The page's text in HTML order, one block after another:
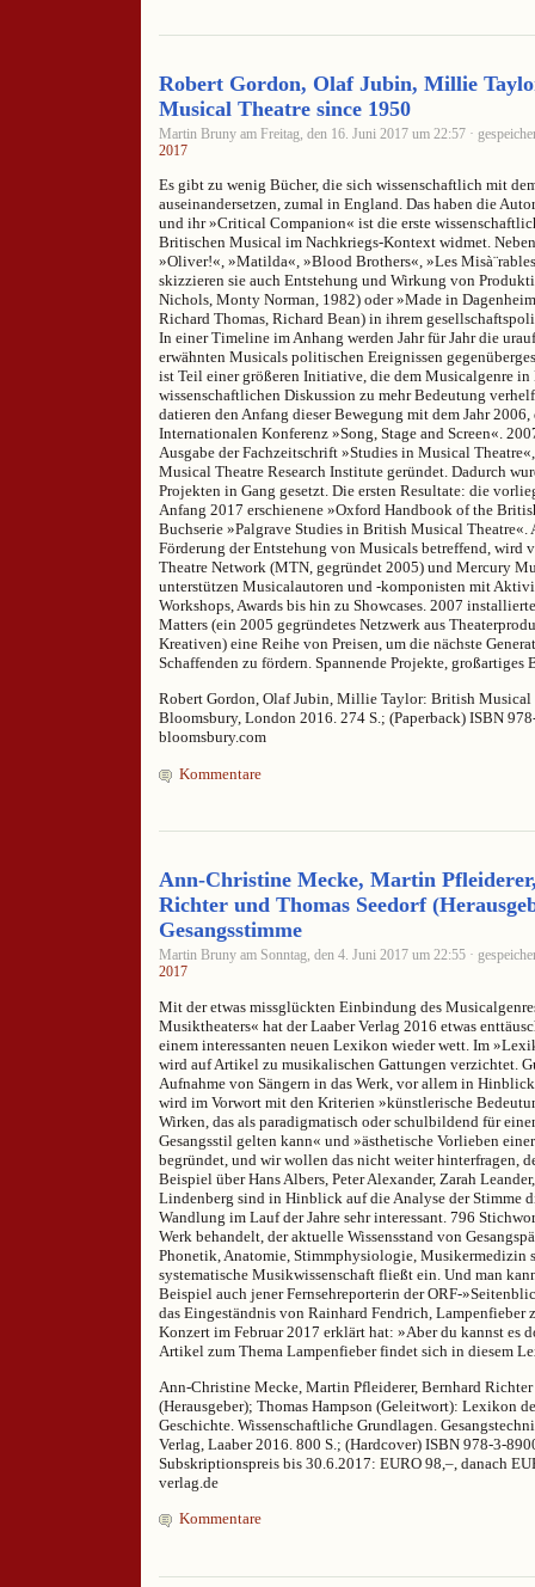
Robert Gordon, Olaf Jubin, Millie
Musical Theatre since 1950
Martin Bruny am Freitag, den 16. Juni 2017 um 22:57 ·
2017
Es gibt zu wenig Bücher, die sich wissenschaftlich mit
auseinandersetzen, zumal in England. Das haben die
und ihr »Critical Companion« ist die erste
Britischen Musical im Nachkriegs-Kontext widmet.
»Oliver!«, »Matilda«, »Blood Brothers«, »Les
skizzieren sie auch Entstehung und Wirkung von
Nichols, Monty Norman, 1982) oder »Made in
Richard Thomas, Richard Bean) in ihrem
In einer Timeline im Anhang werden Jahr für Jahr die
erwähnten Musicals politischen Ereignissen
ist Teil einer größeren Initiative, die dem Musicalgenre in
wissenschaftlichen Diskussion zu mehr Bedeutung
datieren den Anfang dieser Bewegung mit dem Jahr
Internationalen Konferenz »Song, Stage and Screen«.
Ausgabe der Fachzeitschrift »Studies in Musical
Musical Theatre Research Institute geründet. Dadurch
Projekten in Gang gesetzt. Die ersten Resultate: die
Anfang 2017 erschienene »Oxford Handbook of the
Buchserie »Palgrave Studies in British Musical
Förderung der Entstehung von Musicals betreffend, wird
Theatre Network (MTN, gegründet 2005) und Mercury
unterstützen Musicalautoren und -komponisten mit
Workshops, Awards bis hin zu Showcases. 2007
Matters (ein 2005 gegründetes Netzwerk aus
Kreativen) eine Reihe von Preisen, um die nächste
Schaffenden zu fördern. Spannende Projekte, großartiges
Robert Gordon, Olaf Jubin, Millie Taylor: British Musical
Bloomsbury, London 2016. 274 S.; (Paperback) ISBN
bloomsbury.com
Kommentare
Ann-Christine Mecke, Martin
Richter und Thomas Seedorf
Gesangsstimme
Martin Bruny am Sonntag, den 4. Juni 2017 um 22:55 ·
2017
Mit der etwas missglückten Einbindung des
Musiktheaters« hat der Laaber Verlag 2016 etwas
einem interessanten neuen Lexikon wieder wett. Im
wird auf Artikel zu musikalischen Gattungen verzichtet.
Aufnahme von Sängern in das Werk, vor allem in
wird im Vorwort mit den Kriterien »künstlerische
Wirken, das als paradigmatisch oder schulbildend für
Gesangsstil gelten kann« und »ästhetische Vorlieben
begründet, und wir wollen das nicht weiter hinterfragen,
Beispiel über Hans Albers, Peter Alexander, Zarah
Lindenberg sind in Hinblick auf die Analyse der Stimme
Wandlung im Lauf der Jahre sehr interessant. 796
Werk behandelt, der aktuelle Wissensstand von
Phonetik, Anatomie, Stimmphysiologie, Musikermedizin
systematische Musikwissenschaft fließt ein. Und man
Beispiel auch jener Fernsehreporterin der ORF-
das Eingeständnis von Rainhard Fendrich, Lampenfieber
Konzert im Februar 2017 erklärt hat: »Aber du kannst es
Artikel zum Thema Lampenfieber findet sich in diesem
Ann-Christine Mecke, Martin Pfleiderer, Bernhard Richter
(Herausgeber); Thomas Hampson (Geleitwort): Lexikon
Geschichte. Wissenschaftliche Grundlagen.
Verlag, Laaber 2016. 800 S.; (Hardcover) ISBN 978-3-
Subskriptionspreis bis 30.6.2017: EURO 98,–, danach
verlag.de
Kommentare